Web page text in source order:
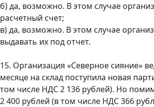
б) да, возможно. В этом случае
расчетный счет;
в) да, возможно. В этом случае
выдавать их под отчет.
15. Организация «Северное сияние»
месяце на склад поступила новая
том числе НДС 2 136 рублей). Но
2 400 рублей (в том числе НДС 366